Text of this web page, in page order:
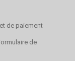
de paiement
de